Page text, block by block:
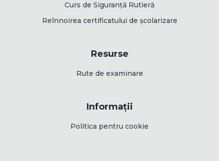
Curs de Siguranță Rutieră
Reînnoirea certificatului de școlarizare
Resurse
Rute de examinare
Informații
Politica pentru cookie